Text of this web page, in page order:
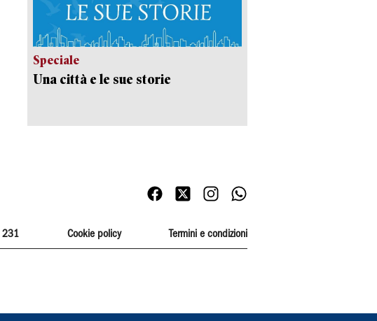
Speciale
Una città e le sue storie
231 Cookie policy Termini e condizioni